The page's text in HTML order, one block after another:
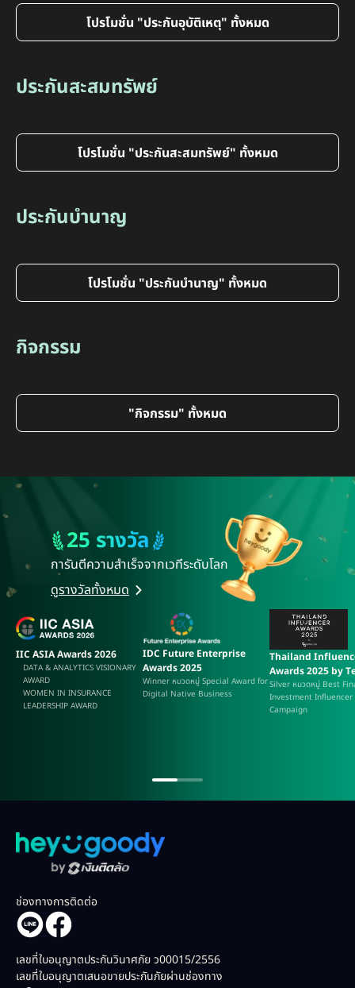
โปรโมชั่น "ประกันอุบัติเหตุ" ทั้งหมด
ประกันสะสมทรัพย์
โปรโมชั่น "ประกันสะสมทรัพย์" ทั้งหมด
ประกันบำนาญ
โปรโมชั่น "ประกันบำนาญ" ทั้งหมด
กิจกรรม
"กิจกรรม" ทั้งหมด
25 รางวัล
การันตีความสำเร็จจากเวทีระดับโลก
ดูรางวัลทั้งหมด
IIC ASIA Awards 2026
DATA & ANALYTICS VISIONARY
AWARD
WOMEN IN INSURANCE
LEADERSHIP AWARD
IDC Future Enterprise
Awards 2025
Winner หมวดหมู่ Special Award for
Digital Native Business
Thailand
Awards 2025 by
Silver หมวดหมู่ Best
Investment Influencer
Campaign
ช่องทางการติดต่อ
เลขที่ใบอนุญาตประกันวินาศภัย ว00015/2556
เลขที่ใบอนุญาตเสนอขายประกันภัยผ่านช่องทาง